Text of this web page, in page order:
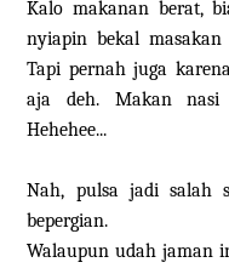
Kalo makanan berat,
nyiapin bekal
Tapi pernah juga
aja deh. Makan nasi
Hehehee...
Nah, pulsa jadi salah
bepergian.
Walaupun udah jaman